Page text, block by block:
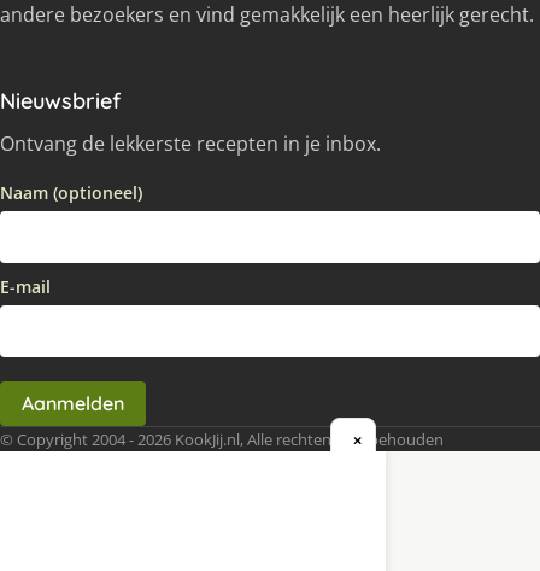
andere bezoekers en vind gemakkelijk een heerlijk gerecht.
Nieuwsbrief
Ontvang de lekkerste recepten in je inbox.
Naam (optioneel)
E-mail
Aanmelden
© Copyright 2004 - 2026 KookJij.nl, Alle rechten voorbehouden
×